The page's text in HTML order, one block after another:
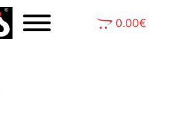
0.00€